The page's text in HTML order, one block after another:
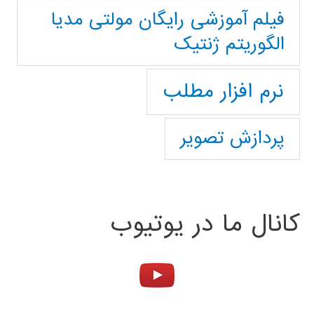
فیلم آموزشی رایگان مولتی مدیا
الگوریتم ژنتیک
نرم افزار مطلب
پردازش تصویر
کانال ما در یوتیوب